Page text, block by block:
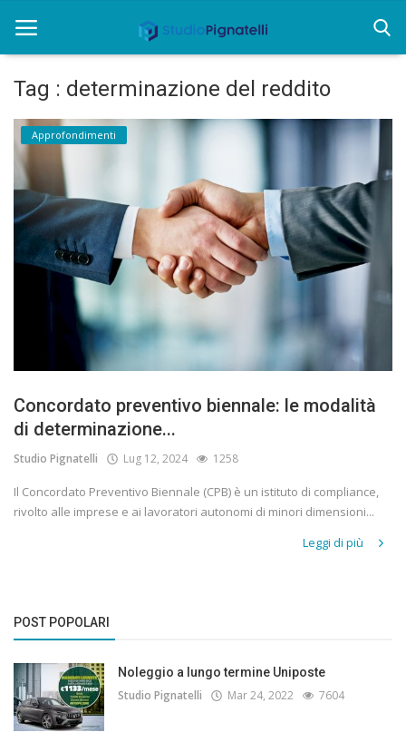
Home
Chi siamo
Rent
Informazioni
Approfondimenti
Tag : determinazione del reddito
Approfondimenti
Concordato preventivo biennale: le modalità
di determinazione...
Studio Pignatelli Lug 12, 2024 1258
Il Concordato Preventivo Biennale (CPB) è un istituto di compliance,
rivolto alle imprese e ai lavoratori autonomi di minori dimensioni...
Leggi di più
POST POPOLARI
Noleggio a lungo termine Uniposte
Studio Pignatelli Mar 24, 2022 7604